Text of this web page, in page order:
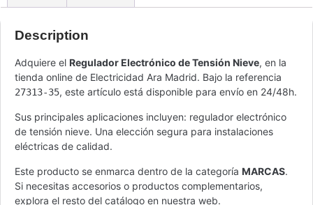
Description
Adquiere el Regulador Electrónico de Tensión Nieve, en la
tienda online de Electricidad Ara Madrid. Bajo la referencia
27313-35, este artículo está disponible para envío en 24/48h.
Sus principales aplicaciones incluyen: regulador electrónico
de tensión nieve. Una elección segura para instalaciones
eléctricas de calidad.
Este producto se enmarca dentro de la categoría MARCAS.
Si necesitas accesorios o productos complementarios,
explora el resto del catálogo en nuestra web.